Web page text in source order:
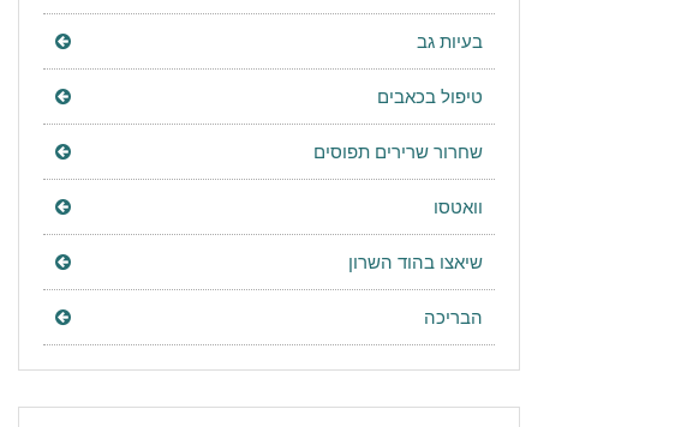
בעיות גב
טיפול בכאבים
שחרור שרירים תפוסים
וואטסו
שיאצו בהוד השרון
הבריכה